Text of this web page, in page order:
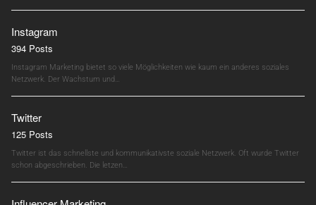
Instagram
394 Posts
Instagram Marketing bietet so viele Möglichkeiten wie kaum ein anderes soziales
Netzwerk. Der Wachstum und…
Twitter
125 Posts
Twitter ist das schnellste und kommunikativste soziale Netzwerk. Oft wurde Twitter
schon abgeschrieben. Die letzen…